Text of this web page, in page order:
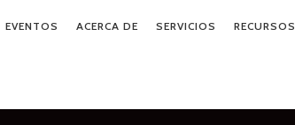
EVENTOS ACERCA DE SERVICIOS RECURSOS